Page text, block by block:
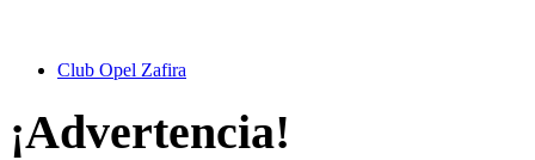
Club Opel Zafira
¡Advertencia!